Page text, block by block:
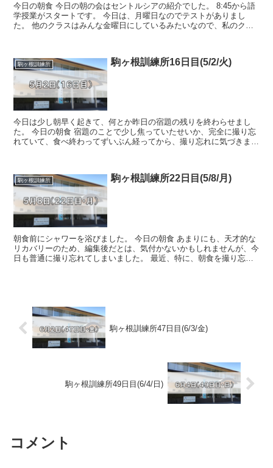
今日の朝食 今日の朝の会はセントルシアの紹介でした。 8:45から語
学授業がスタートです。 今日は、月曜日なのでテストがありまし
た。 他のクラスはみんな金曜日にしているみたいなので、私のク
駒ヶ根訓練所 駒ヶ根訓練所16日目(5/2/火)
今日は少し朝早く起きて、何とか昨日の宿題の残りを終わらせまし
た。 今日の朝食 宿題のことで少し焦っていたせいか、完全に撮り忘
れていて、食べ終わってずいぶん経ってから、撮り忘れに気づきまし
駒ヶ根訓練所 駒ヶ根訓練所22日目(5/8/月)
朝食前にシャワーを浴びました。 今日の朝食 あまりにも、天才的な
リカバリーのため、編集後だとは、気付かないかもしれませんが、今
日も普通に撮り忘れてしまいました。 最近、特に、朝食を撮り忘れ
駒ヶ根訓練所47日目(6/3/金)
駒ヶ根訓練所49日目(6/4/日)
コメント